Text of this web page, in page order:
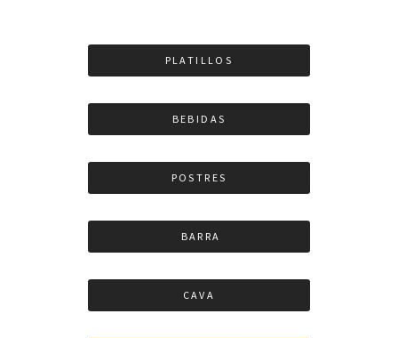
PLATILLOS
BEBIDAS
POSTRES
BARRA
CAVA